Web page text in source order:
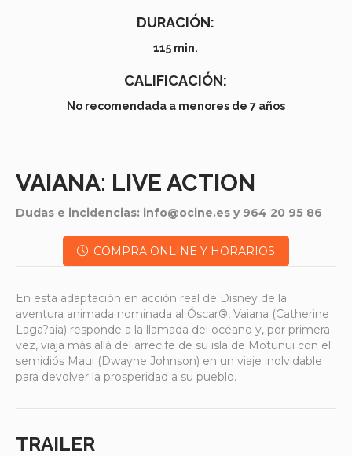
DURACIÓN:
115 min.
CALIFICACIÓN:
No recomendada a menores de 7 años
VAIANA: LIVE ACTION
Dudas e incidencias: info@ocine.es y 964 20 95 86
COMPRA ONLINE Y HORARIOS
En esta adaptación en acción real de Disney de la
aventura animada nominada al Óscar®, Vaiana (Catherine
Laga?aia) responde a la llamada del océano y, por primera
vez, viaja más allá del arrecife de su isla de Motunui con el
semidiós Maui (Dwayne Johnson) en un viaje inolvidable
para devolver la prosperidad a su pueblo.
TRAILER